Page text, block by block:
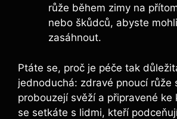
růže během zimy na
nebo škůdců, abyste
zasáhnout.
Ptáte se, proč je péče tak
jednoduchá: zdravé pnoucí růže
probouzejí svěží a připravené ke
se setkáte s lidmi, kteří